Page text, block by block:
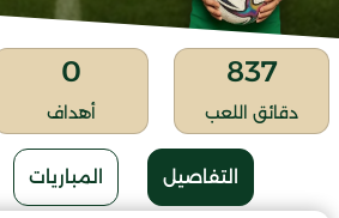
837
دقائق اللعب
0
أهداف
التفاصيل المباريات